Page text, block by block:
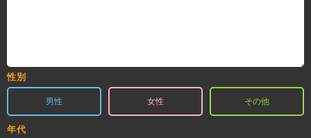
性別
男性 女性 その他
年代